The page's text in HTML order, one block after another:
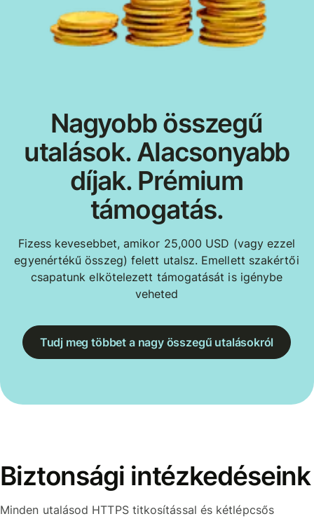
Nagyobb összegű
utalások. Alacsonyabb
díjak. Prémium
támogatás.
Fizess kevesebbet, amikor 25,000 USD (vagy ezzel
egyenértékű összeg) felett utalsz. Emellett szakértői
csapatunk elkötelezett támogatását is igénybe
veheted
Tudj meg többet a nagy összegű utalásokról
Biztonsági intézkedéseink
Minden utalásod HTTPS titkosítással és kétlépcsős